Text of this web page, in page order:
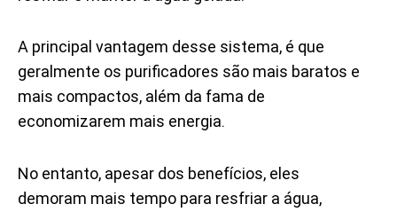
A principal vantagem desse sistema, é que
geralmente os purificadores são mais baratos e
mais compactos, além da fama de
economizarem mais energia.
No entanto, apesar dos benefícios, eles
demoram mais tempo para resfriar a água,